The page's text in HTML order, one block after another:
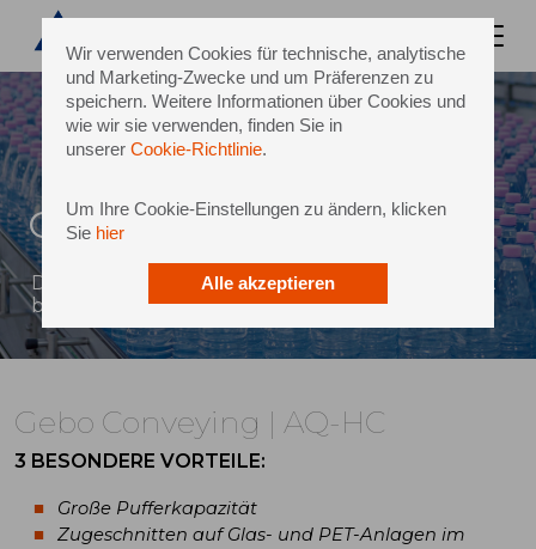
Wir verwenden Cookies für technische, analytische
und Marketing-Zwecke und um Präferenzen zu
speichern. Weitere Informationen über Cookies und
wie wir sie verwenden, finden Sie in
unserer Cookie-Richtlinie.
Um Ihre Cookie-Einstellungen zu ändern, klicken
Sie hier
Alle akzeptieren
Gebo Conveying | AQ-HC
Druckarme Pufferung – hervorragend geeignet
bei starken Variationen des Produktionsflusses
Gebo Conveying | AQ-HC
3 BESONDERE VORTEILE:
Große Pufferkapazität
Zugeschnitten auf Glas- und PET-Anlagen im